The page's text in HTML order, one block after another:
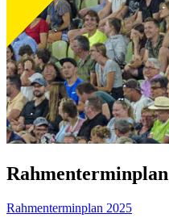
Rahmenterminplan
Rahmenterminplan 2025